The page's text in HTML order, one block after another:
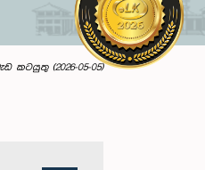
කටයුතු (2026-05-05)